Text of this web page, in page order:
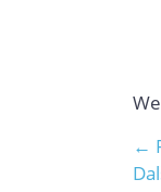
←